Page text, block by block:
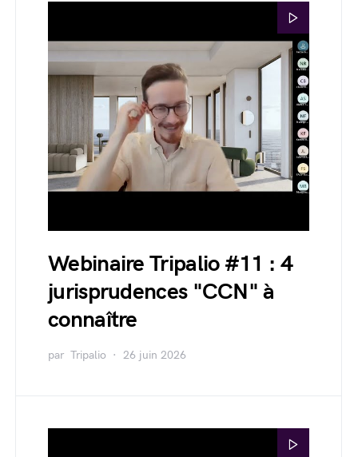
Webinaire Tripalio #11 : 4
jurisprudences "CCN" à
connaître
par Tripalio 26 juin 2026